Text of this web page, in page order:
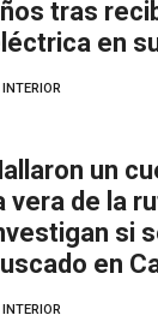
tras
en
INTERIOR
un
vera de la
si
en
INTERIOR